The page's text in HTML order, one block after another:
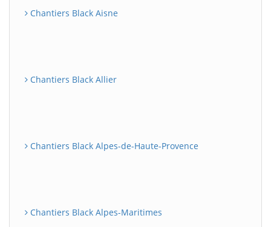
Chantiers Black Aisne
Chantiers Black Allier
Chantiers Black Alpes-de-Haute-Provence
Chantiers Black Alpes-Maritimes